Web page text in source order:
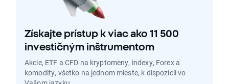
Získajte prístup k viac ako 11 500
investičným inštrumentom
Akcie, ETF a CFD na kryptomeny, indexy, Forex a
komodity, všetko na jednom mieste, k dispozícii vo